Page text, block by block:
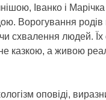
Іванко і
Ворогування родів
схвалення людей. Їх
не казкою, а живою
оповіді,